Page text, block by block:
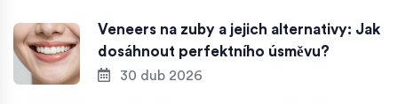
Veneers na zuby a jejich alternativy: Jak
dosáhnout perfektního úsměvu?
30 dub 2026